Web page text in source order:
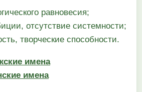
равновесия;
отсутствие системности;
творческие способности.
имена
имена